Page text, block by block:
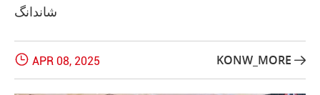
شاندانگ
 APR 08, 2025 KONW_MORE 